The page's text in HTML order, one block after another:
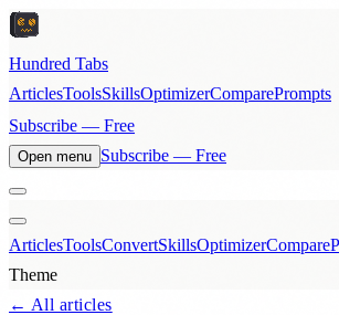
Hundred Tabs
ArticlesToolsSkillsOptimizerComparePrompts
Subscribe — Free
Open menu Subscribe — Free
ArticlesToolsConvertSkillsOptimizerCompare
Theme
← All articles